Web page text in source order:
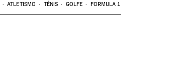
ATLETISMO TÊNIS GOLFE FORMULA 1